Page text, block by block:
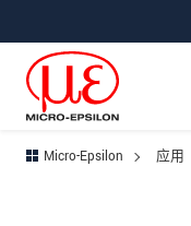
Micro-Epsilon 应用